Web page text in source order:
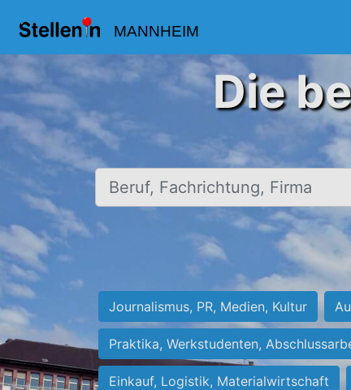
MANNHEIM
Die
Beruf, Fachrichtung, Firma
Journalismus, PR, Medien, Kultur
Praktika, Werkstudenten,
Einkauf, Logistik, Materialwirtschaft